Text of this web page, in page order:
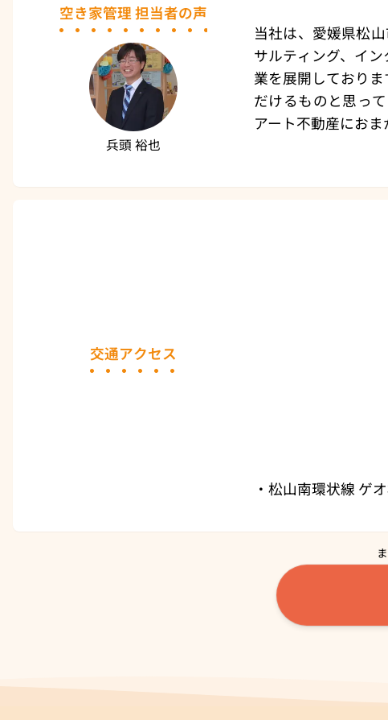
空き家管理 担当者の声
兵頭 裕也
当社は、愛媛県松
サルティング、イ
業を展開しており
だけるものと思っ
アート不動産にお
交通アクセス
・松山南環状線 ゲ